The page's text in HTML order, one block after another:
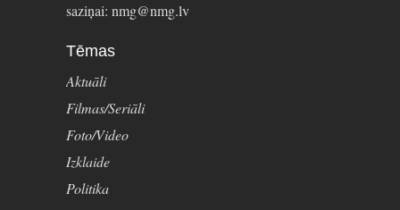
saziņai: nmg@nmg.lv
Tēmas
Aktuāli
Filmas/Seriāli
Foto/Video
Izklaide
Politika